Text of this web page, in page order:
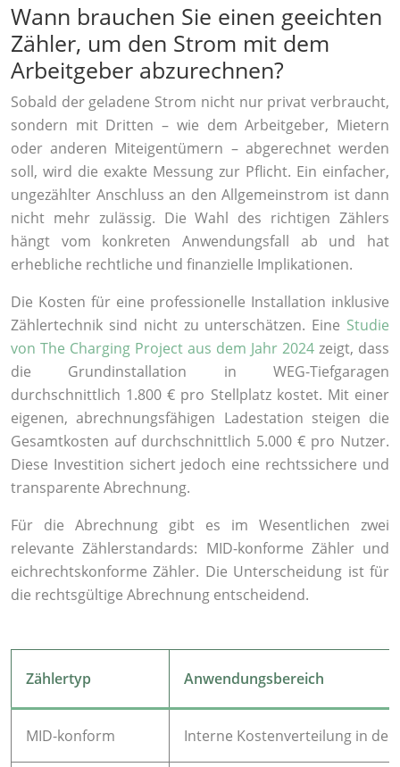
Wann brauchen Sie einen geeichten
Zähler, um den Strom mit dem
Arbeitgeber abzurechnen?
Sobald der geladene Strom nicht nur privat verbraucht,
sondern mit Dritten – wie dem Arbeitgeber, Mietern
oder anderen Miteigentümern – abgerechnet werden
soll, wird die exakte Messung zur Pflicht. Ein einfacher,
ungezählter Anschluss an den Allgemeinstrom ist dann
nicht mehr zulässig. Die Wahl des richtigen Zählers
hängt vom konkreten Anwendungsfall ab und hat
erhebliche rechtliche und finanzielle Implikationen.
Die Kosten für eine professionelle Installation inklusive
Zählertechnik sind nicht zu unterschätzen. Eine Studie
von The Charging Project aus dem Jahr 2024 zeigt, dass
die Grundinstallation in WEG-Tiefgaragen
durchschnittlich 1.800 € pro Stellplatz kostet. Mit einer
eigenen, abrechnungsfähigen Ladestation steigen die
Gesamtkosten auf durchschnittlich 5.000 € pro Nutzer.
Diese Investition sichert jedoch eine rechtssichere und
transparente Abrechnung.
Für die Abrechnung gibt es im Wesentlichen zwei
relevante Zählerstandards: MID-konforme Zähler und
eichrechtskonforme Zähler. Die Unterscheidung ist für
die rechtsgültige Abrechnung entscheidend.
Zählertyp Anwendungsbereich
MID-konform Interne Kostenverteilung in